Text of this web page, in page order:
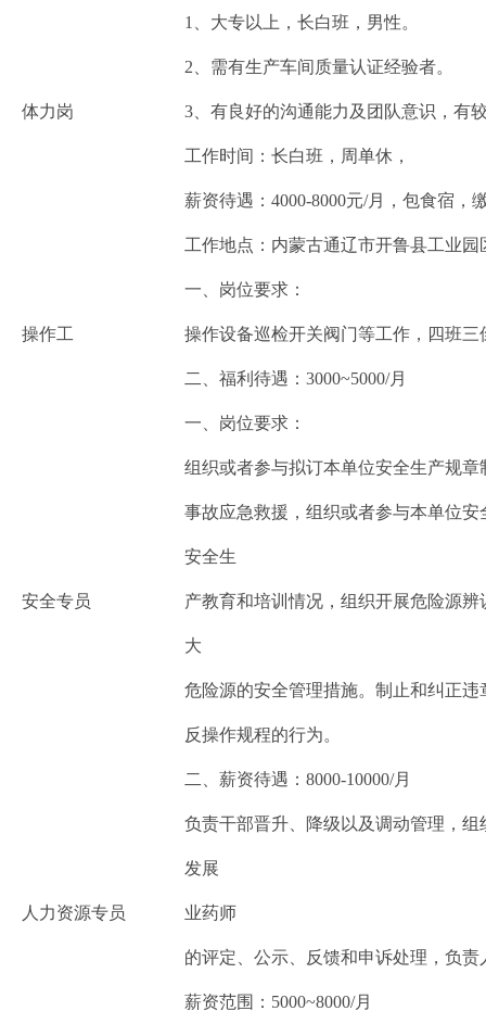
体力岗
1、大专以上，长白班，男性。
2、需有生产车间质量认证经验者。
3、有良好的沟通能力及团队意识，有
工作时间：长白班，周单休，
薪资待遇：4000-8000元/月，包食宿，
工作地点：内蒙古通辽市开鲁县工业园
操作工
一、岗位要求：
操作设备巡检开关阀门等工作，四班三
二、福利待遇：3000~5000/月
安全专员
一、岗位要求：
组织或者参与拟订本单位安全生产规
事故应急救援，组织或者参与本单位
安全生
产教育和培训情况，组织开展危险源
大
危险源的安全管理措施。制止和纠正
反操作规程的行为。
二、薪资待遇：8000-10000/月
人力资源专员
负责干部晋升、降级以及调动管理，
发展
业药师
的评定、公示、反馈和申诉处理，负
薪资范围：5000~8000/月